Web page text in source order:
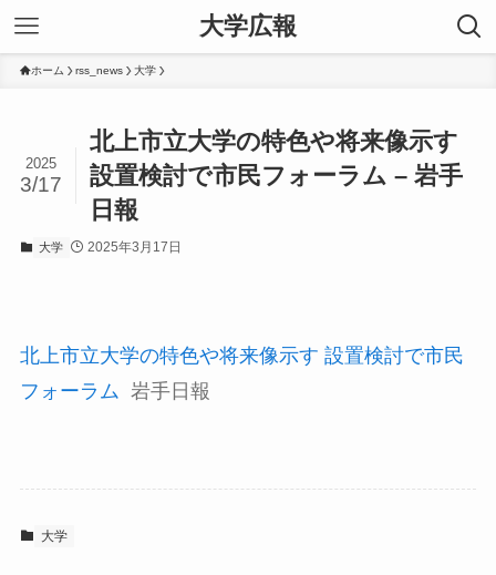
大学広報
ホーム rss_news 大学
北上市立大学の特色や将来像示す
設置検討で市民フォーラム – 岩手
日報
2025
3/17
大学 2025年3月17日
北上市立大学の特色や将来像示す 設置検討で市民
フォーラム 岩手日報
大学